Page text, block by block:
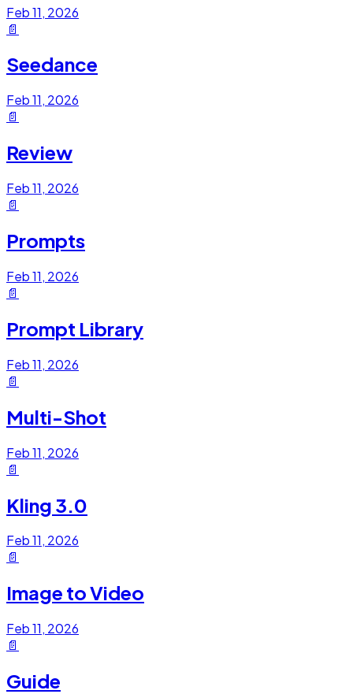
Feb 11, 2026
📄
Seedance
Feb 11, 2026
📄
Review
Feb 11, 2026
📄
Prompts
Feb 11, 2026
📄
Prompt Library
Feb 11, 2026
📄
Multi-Shot
Feb 11, 2026
📄
Kling 3.0
Feb 11, 2026
📄
Image to Video
Feb 11, 2026
📄
Guide